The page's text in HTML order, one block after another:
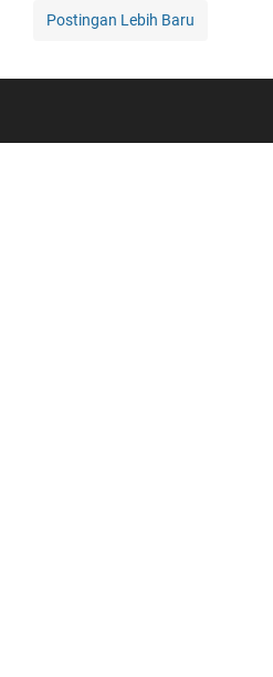
Postingan Lebih Baru